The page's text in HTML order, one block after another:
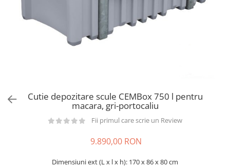
din plastic
Rezervoare stationare supraterane
Rezervoare stationare subterane
Cutie depozitare scule CEMBox 750 l pentru
macara, gri-portocaliu
Fii primul care scrie un Review
9.890,00 RON
Dimensiuni ext (L x l x h): 170 x 86 x 80 cm